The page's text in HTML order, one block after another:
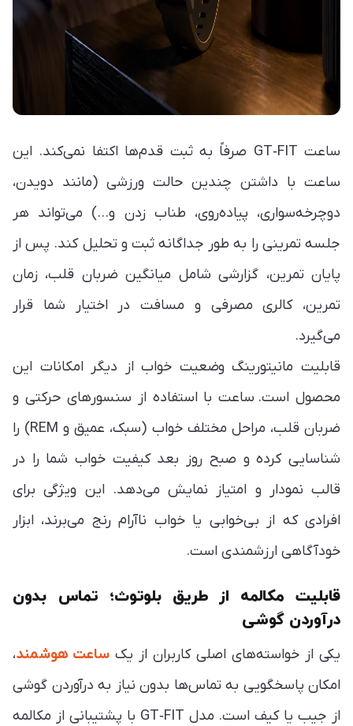
ساعت GT‑FIT صرفاً به ثبت قدم‌ها اکتفا نمی‌کند. این
ساعت با داشتن چندین حالت ورزشی (مانند دویدن،
دوچرخه‌سواری، پیاده‌روی، طناب زدن و…) می‌تواند هر
جلسه تمرینی را به طور جداگانه ثبت و تحلیل کند. پس از
پایان تمرین، گزارشی شامل میانگین ضربان قلب، زمان
تمرین، کالری مصرفی و مسافت در اختیار شما قرار
می‌گیرد.
قابلیت مانیتورینگ وضعیت خواب از دیگر امکانات این
محصول است. ساعت با استفاده از سنسورهای حرکتی و
ضربان قلب، مراحل مختلف خواب (سبک، عمیق و REM) را
شناسایی کرده و صبح روز بعد کیفیت خواب شما را در
قالب نمودار و امتیاز نمایش می‌دهد. این ویژگی برای
افرادی که از بی‌خوابی یا خواب ناآرام رنج می‌برند، ابزار
خودآگاهی ارزشمندی است.
قابلیت مکالمه از طریق بلوتوث؛ تماس بدون
درآوردن گوشی
یکی از خواسته‌های اصلی کاربران از یک ساعت هوشمند،
امکان پاسخگویی به تماس‌ها بدون نیاز به درآوردن گوشی
از جیب یا کیف است. مدل GT‑FIT با پشتیبانی از مکالمه